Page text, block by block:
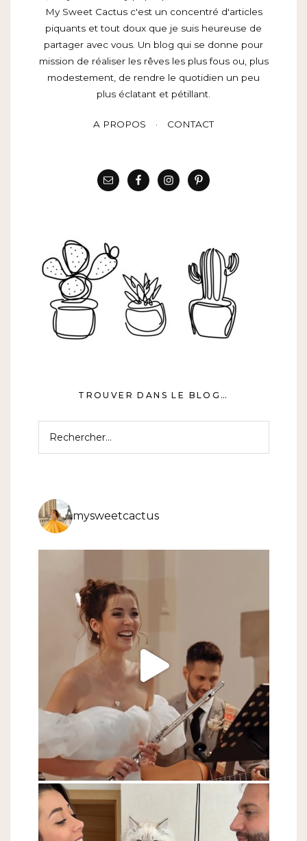
My Sweet Cactus c'est un concentré d'articles
piquants et tout doux que je suis heureuse de
partager avec vous. Un blog qui se donne pour
mission de réaliser les rêves les plus fous ou, plus
modestement, de rendre le quotidien un peu
plus éclatant et pétillant.
A PROPOS CONTACT
TROUVER DANS LE BLOG…
mysweetcactus